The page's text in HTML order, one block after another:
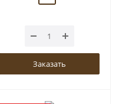
Заказать